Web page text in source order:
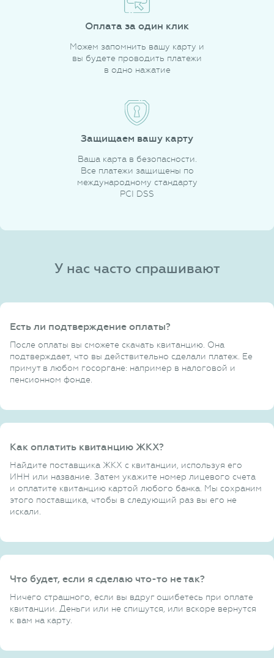
Оплата за один клик
Можем запомнить вашу карту и
вы будете проводить платежи
в одно нажатие
Защищаем вашу карту
Ваша карта в безопасности.
Все платежи защищены по
международному стандарту
PCI DSS
У нас часто спрашивают
Есть ли подтверждение оплаты?
После оплаты вы сможете скачать квитанцию. Она
подтверждает, что вы действительно сделали платеж. Ее
примут в любом госоргане: например в налоговой и
пенсионном фонде.
Как оплатить квитанцию ЖКХ?
Найдите поставщика ЖКХ с квитанции, используя его
ИНН или название. Затем укажите номер лицевого счета
и оплатите квитанцию картой любого банка. Мы сохраним
этого поставщика, чтобы в следующий раз вы его не
искали.
Что будет, если я сделаю что-то не так?
Ничего страшного, если вы вдруг ошибетесь при оплате
квитанции. Деньги или не спишутся, или вскоре вернутся
к вам на карту.